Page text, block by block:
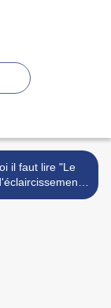
il faut lire "Le
des destins"? . >